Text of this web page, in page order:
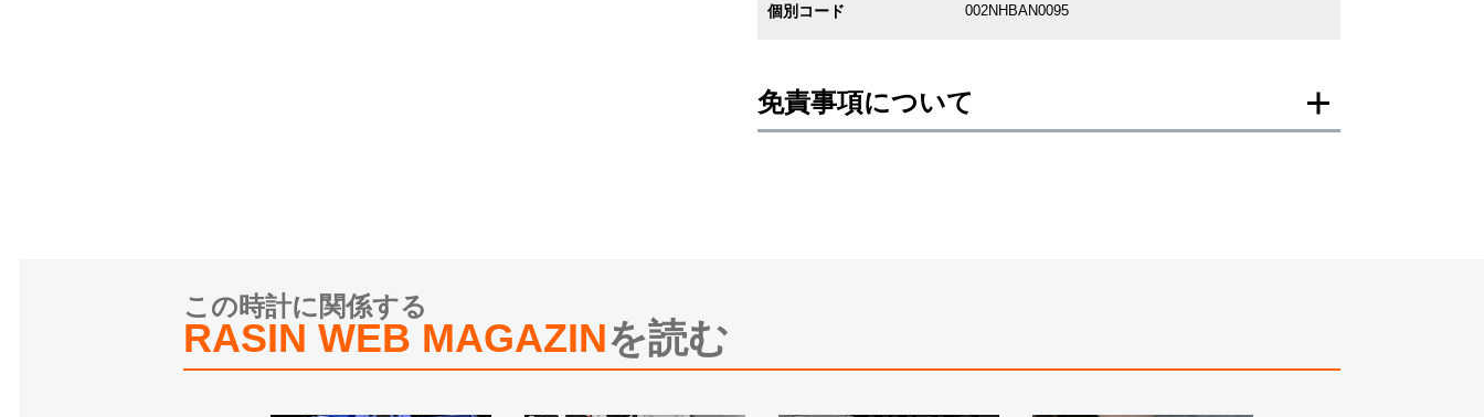
個別コード 002NHBAN0095
免責事項について
※当店では店頭販売も行っております為、サイトでのご注文と店頭処理との時間差で在庫
この時計に関係する
RASIN WEB MAGAZINを読む